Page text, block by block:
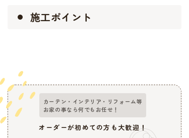
施工ポイント
カーテン・インテリア・リフォーム等
お家の事なら何でもお任せ！
オーダーが初めての方も大歓迎！